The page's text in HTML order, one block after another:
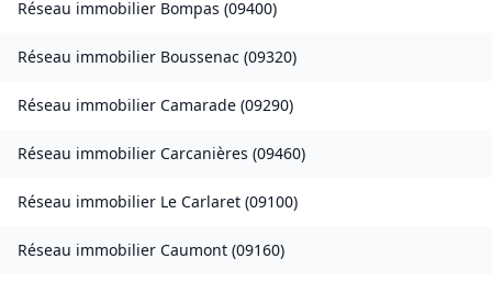
Réseau immobilier Bompas (09400)
Réseau immobilier Boussenac (09320)
Réseau immobilier Camarade (09290)
Réseau immobilier Carcanières (09460)
Réseau immobilier Le Carlaret (09100)
Réseau immobilier Caumont (09160)